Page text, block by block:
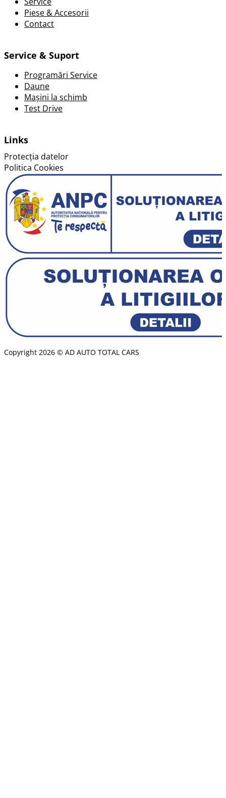
Piese & Accesorii
Contact
Service & Suport
Programări Service
Daune
Mașini la schimb
Test Drive
Links
Protecția datelor
Politica Cookies
Copyright 2026 © AD AUTO TOTAL CARS